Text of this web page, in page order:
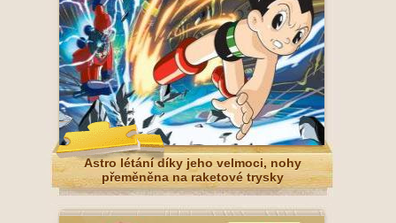
Astro létání díky jeho velmoci, nohy
přeměněna na raketové trysky